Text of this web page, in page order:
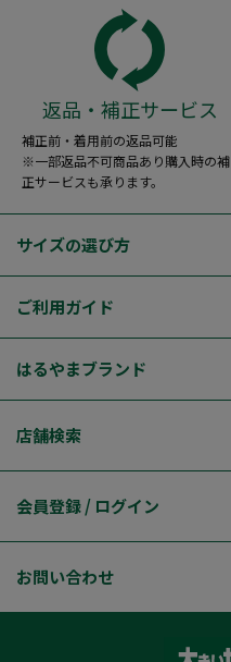
返品・補正サービス
補正前・着用前の返品可能
※一部返品不可商品あり購入時の補
正サービスも承ります。
サイズの選び方
ご利用ガイド
はるやまブランド
店舗検索
会員登録 / ログイン
お問い合わせ